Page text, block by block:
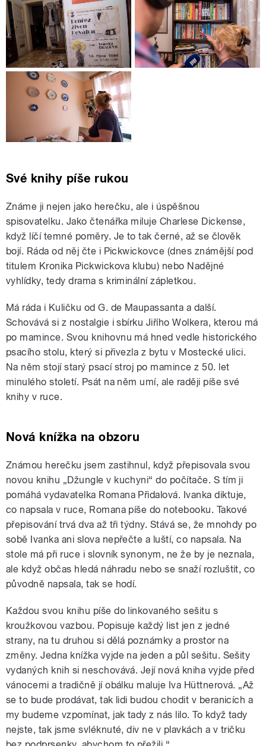
Své knihy píše rukou
Známe ji nejen jako herečku, ale i úspěšnou
spisovatelku. Jako čtenářka miluje Charlese Dickense,
když líčí temné poměry. Je to tak černé, až se člověk
bojí. Ráda od něj čte i Pickwickovce (dnes známější pod
titulem Kronika Pickwickova klubu) nebo Nadějné
vyhlídky, tedy drama s kriminální zápletkou.
Má ráda i Kuličku od G. de Maupassanta a další.
Schovává si z nostalgie i sbírku Jiřího Wolkera, kterou má
po mamince. Svou knihovnu má hned vedle historického
psacího stolu, který si přivezla z bytu v Mostecké ulici.
Na něm stojí starý psací stroj po mamince z 50. let
minulého století. Psát na něm umí, ale raději píše své
knihy v ruce.
Nová knížka na obzoru
Známou herečku jsem zastihnul, když přepisovala svou
novou knihu „Džungle v kuchyni“ do počítače. S tím ji
pomáhá vydavatelka Romana Přidalová. Ivanka diktuje,
co napsala v ruce, Romana píše do notebooku. Takové
přepisování trvá dva až tři týdny. Stává se, že mnohdy po
sobě Ivanka ani slova nepřečte a luští, co napsala. Na
stole má při ruce i slovník synonym, ne že by je neznala,
ale když občas hledá náhradu nebo se snaží rozluštit, co
původně napsala, tak se hodí.
Každou svou knihu píše do linkovaného sešitu s
kroužkovou vazbou. Popisuje každý list jen z jedné
strany, na tu druhou si dělá poznámky a prostor na
změny. Jedna knížka vyjde na jeden a půl sešitu. Sešity
vydaných knih si neschovává. Její nová kniha vyjde před
vánocemi a tradičně jí obálku maluje Iva Hüttnerová. „Až
se to bude prodávat, tak lidi budou chodit v beranicích a
my budeme vzpomínat, jak tady z nás lilo. To když tady
nejste, tak jsme svléknuté, div ne v plavkách a v tričku